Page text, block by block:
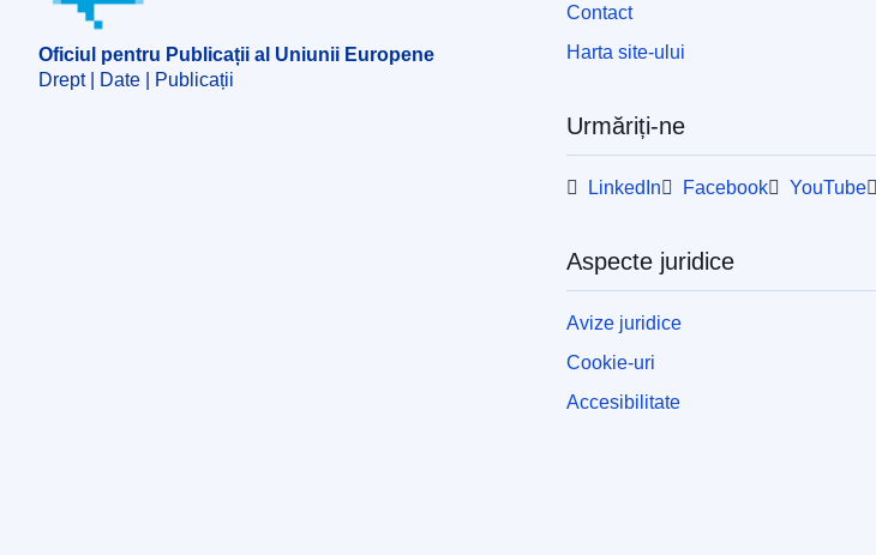
Oficiul pentru Publicații al Uniunii Europene
Drept | Date | Publicații
Contact
Harta site-ului
Urmăriți-ne
LinkedIn Facebook YouTube
Aspecte juridice
Avize juridice
Cookie-uri
Accesibilitate